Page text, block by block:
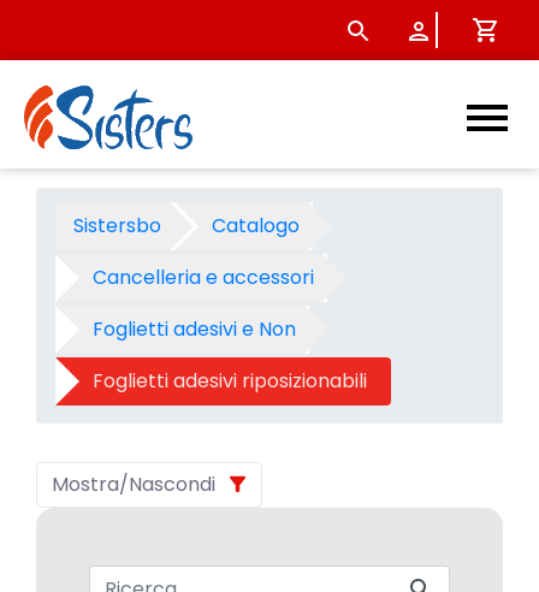
Foglietti adesivi
Sistersbo
Catalogo
Cancelleria e accessori
Foglietti adesivi e Non
Foglietti adesivi riposizionabili
Mostra/Nascondi
Barra di ricerca